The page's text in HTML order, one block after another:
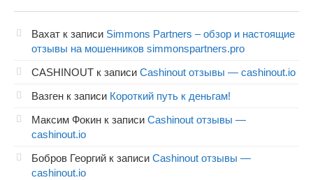
Вахат к записи Simmons Partners – обзор и настоящие
отзывы на мошенников simmonspartners.pro
CASHINOUT к записи Cashinout отзывы — cashinout.io
Вазген к записи Короткий путь к деньгам!
Максим Фокин к записи Cashinout отзывы —
cashinout.io
Бобров Георгий к записи Cashinout отзывы —
cashinout.io